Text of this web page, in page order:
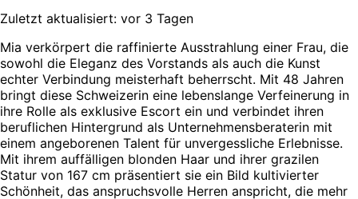
Zuletzt aktualisiert: vor 3 Tagen
Mia verkörpert die raffinierte Ausstrahlung einer Frau, die
sowohl die Eleganz des Vorstands als auch die Kunst
echter Verbindung meisterhaft beherrscht. Mit 48 Jahren
bringt diese Schweizerin eine lebenslange Verfeinerung in
ihre Rolle als exklusive Escort ein und verbindet ihren
beruflichen Hintergrund als Unternehmensberaterin mit
einem angeborenen Talent für unvergessliche Erlebnisse.
Mit ihrem auffälligen blonden Haar und ihrer grazilen
Statur von 167 cm präsentiert sie ein Bild kultivierter
Schönheit, das anspruchsvolle Herren anspricht, die mehr